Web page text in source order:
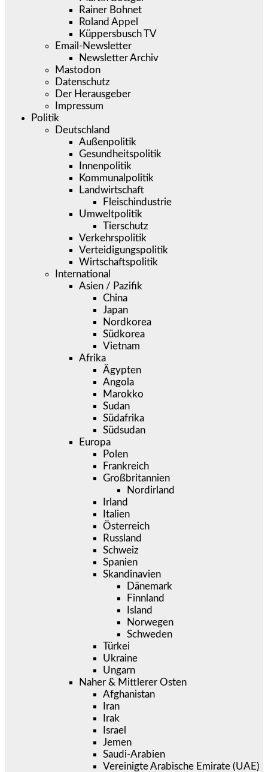
Rainer Bohnet
Roland Appel
Küppersbusch TV
Email-Newsletter
Newsletter Archiv
Mastodon
Datenschutz
Der Herausgeber
Impressum
Politik
Deutschland
Außenpolitik
Gesundheitspolitik
Innenpolitik
Kommunalpolitik
Landwirtschaft
Fleischindustrie
Umweltpolitik
Tierschutz
Verkehrspolitik
Verteidigungspolitik
Wirtschaftspolitik
International
Asien / Pazifik
China
Japan
Nordkorea
Südkorea
Vietnam
Afrika
Ägypten
Angola
Marokko
Sudan
Südafrika
Südsudan
Europa
Polen
Frankreich
Großbritannien
Nordirland
Irland
Italien
Österreich
Russland
Schweiz
Spanien
Skandinavien
Dänemark
Finnland
Island
Norwegen
Schweden
Türkei
Ukraine
Ungarn
Naher & Mittlerer Osten
Afghanistan
Iran
Irak
Israel
Jemen
Saudi-Arabien
Vereinigte Arabische Emirate (UAE)